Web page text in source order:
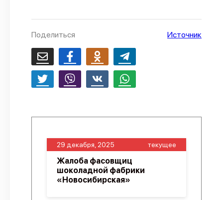
Поделиться Источник
29 декабря, 2025 текущее
Жалоба фасовщиц
шоколадной фабрики
«Новосибирская»